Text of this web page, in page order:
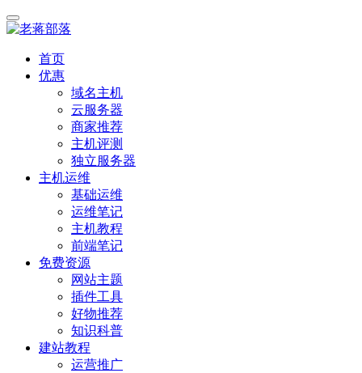
首页
优惠
域名主机
云服务器
商家推荐
主机评测
独立服务器
主机运维
基础运维
运维笔记
主机教程
前端笔记
免费资源
网站主题
插件工具
好物推荐
知识科普
建站教程
运营推广